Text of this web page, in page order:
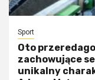
Sport
Oto
zachowujące
unikalny